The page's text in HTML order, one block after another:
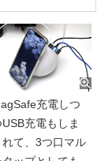
充電しつ
充電もしま
れて、3つ口マル